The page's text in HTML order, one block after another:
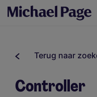
Terug naar
Controller